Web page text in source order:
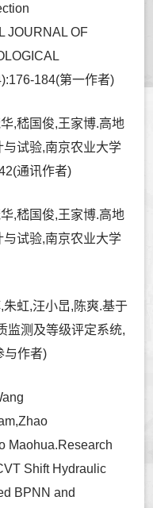
JOURNAL OF
184(第一作者)
,嵇国俊,王家博.高地
试验,南京农业大学
通讯作者)
,嵇国俊,王家博.高地
试验,南京农业大学
虹,汪小旵,陈爽.基于
监测及等级评定系统,
与作者)
Maohua.Research
Shift Hydraulic
BPNN and